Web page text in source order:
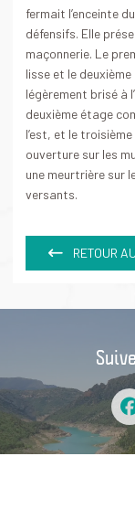
fermait l’enceinte
défensifs. Elle
maçonnerie. Le
lisse et le
légèrement brisé à
deuxième étage
l’est, et le
ouverture sur les
une meurtrière sur
versants.
RETOUR